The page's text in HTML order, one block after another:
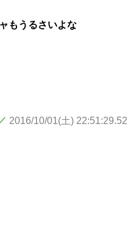
もうるさいよな
2016/10/01(土) 22:51:29.52